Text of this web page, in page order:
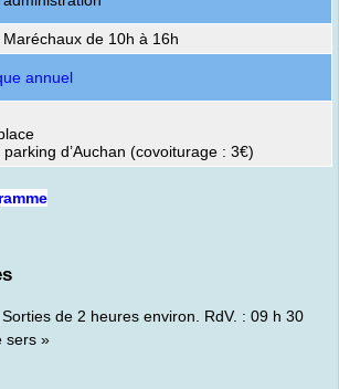
de 10h à 16h
annuel
d’Auchan (covoiturage : 3€)
de 2 heures environ. RdV. : 09 h 30
sers »